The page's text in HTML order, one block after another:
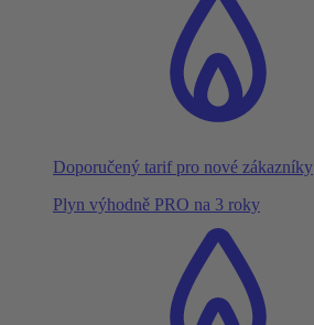
Doporučený tarif pro nové zákazníky
Plyn výhodně PRO na 3 roky